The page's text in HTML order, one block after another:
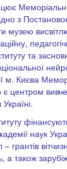
з
музею
та
м. Києва
центром
Україні.
наук
грантів
також